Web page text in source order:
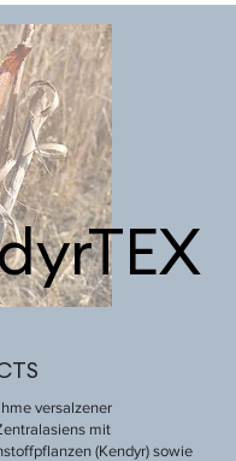
versalzener
mit
(Kendyr) sowie